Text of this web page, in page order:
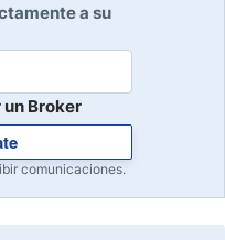
a su
Broker
comunicaciones.